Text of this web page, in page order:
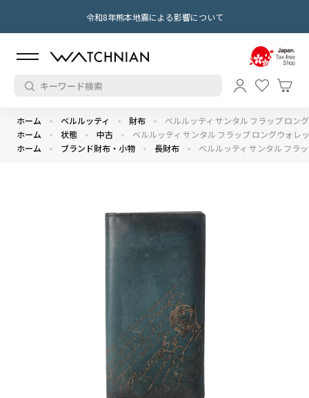
令和8年熊本地震による影響について
ホーム ベルルッティ 財布
ベルルッティ サンタル フラップ ロン
ホーム
状態 中古
ベルルッティ サンタル フラップ ロングウォレ
ホーム
ブランド財布・小物 長財布 ベルルッティ サンタル フラ